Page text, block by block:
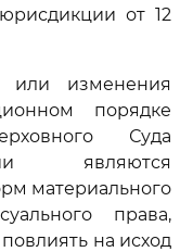
от 12
или изменения
порядке
Суда
являются
материального
права,
на исход